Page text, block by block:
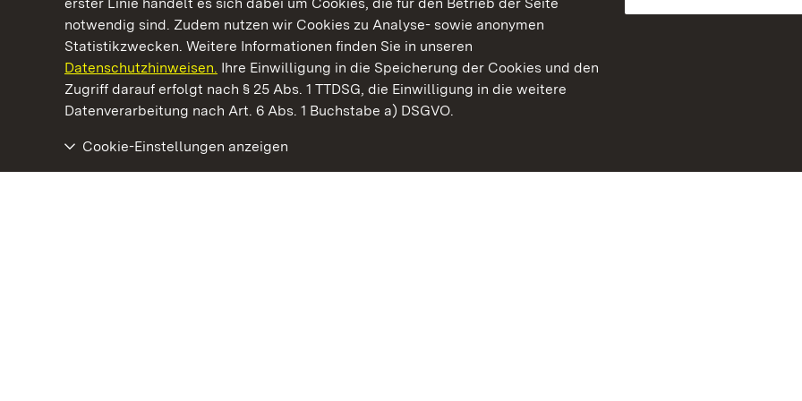
notwendig sind. Zudem nutzen wir Cookies zu Analyse- sowie anonymen
Statistikzwecken. Weitere Informationen finden Sie in unseren
Datenschutzhinweisen. Ihre Einwilligung in die Speicherung der Cookies und den
Zugriff darauf erfolgt nach § 25 Abs. 1 TTDSG, die Einwilligung in die weitere
Datenverarbeitung nach Art. 6 Abs. 1 Buchstabe a) DSGVO.
Cookie-Einstellungen anzeigen
Kommen. Staunen. Genießen.